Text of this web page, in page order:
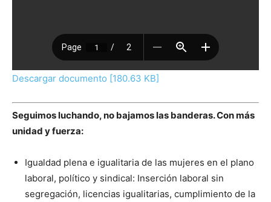
Descargar documento [180.63 KB]
Seguimos luchando, no bajamos las banderas. Con más
unidad y fuerza:
Igualdad plena e igualitaria de las mujeres en el plano
laboral, político y sindical: Inserción laboral sin
segregación, licencias igualitarias, cumplimiento de la